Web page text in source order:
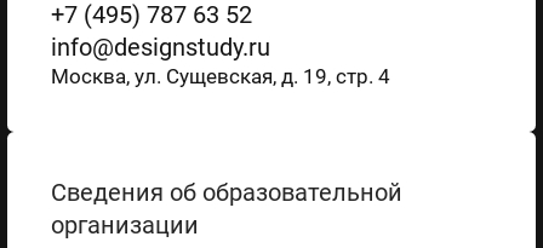
+7 (495) 787 63 52
info@designstudy.ru
Москва, ул. Сущевская, д. 19, стр. 4
Сведения об образовательной
организации